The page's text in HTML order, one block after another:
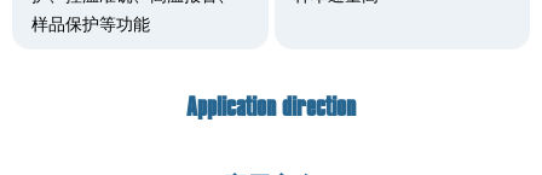
样品保护等功能
Application direction